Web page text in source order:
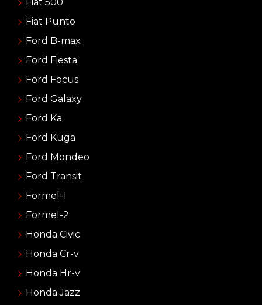
Fiat Punto
Ford B-max
Ford Fiesta
Ford Focus
Ford Galaxy
Ford Ka
Ford Kuga
Ford Mondeo
Ford Transit
Formel-1
Formel-2
Honda Civic
Honda Cr-v
Honda Hr-v
Honda Jazz